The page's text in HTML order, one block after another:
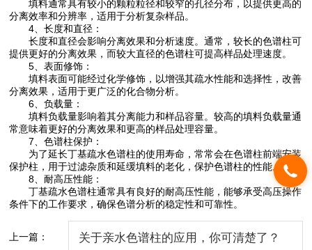
填料通常具有较小的颗粒粒径和较窄的孔径分布，以提供更高的
分离效率和分辨率，适用于分析复杂样品。
4、长度和直径：
长度和直径会影响分离效果和分析速度。通常，较长的色谱柱可
提供更好的分离效果，而较大直径的色谱柱可提高样品处理速度。
5、表面修饰：
填料表面可能经过化学修饰，以增强其疏水性能和选择性，改善
分离效果，适用于更广泛的化合物分析。
6、负载量：
填料负载量影响着其分离能力和样品容量。较高的填料负载量通
常意味着更好的分离效果和更高的样品处理容量。
7、色谱柱保护：
为了延长丁基疏水色谱柱的使用寿命，常常会在色谱柱前端安装
保护柱，用于过滤杂质和延缓填料的老化，保护色谱柱的性能。
8、耐高压性能：
丁基疏水色谱柱通常具有良好的耐高压性能，能够承受高压操作
条件下的工作要求，确保色谱分析的稳定性和可靠性。
上一篇： 关于亲水色谱柱的应用，你可清楚了？